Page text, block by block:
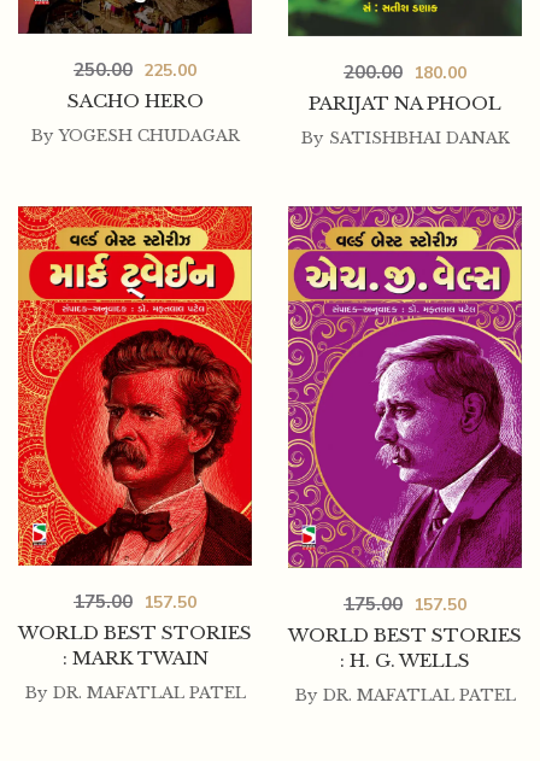
SACHO HERO
250.00 225.00
By YOGESH CHUDAGAR
PARIJAT NA PHOOL
200.00 180.00
By SATISHBHAI DANAK
WORLD BEST STORIES
: MARK TWAIN
175.00 157.50
By DR. MAFATLAL PATEL
WORLD BEST STORIES
: H. G. WELLS
175.00 157.50
By DR. MAFATLAL PATEL